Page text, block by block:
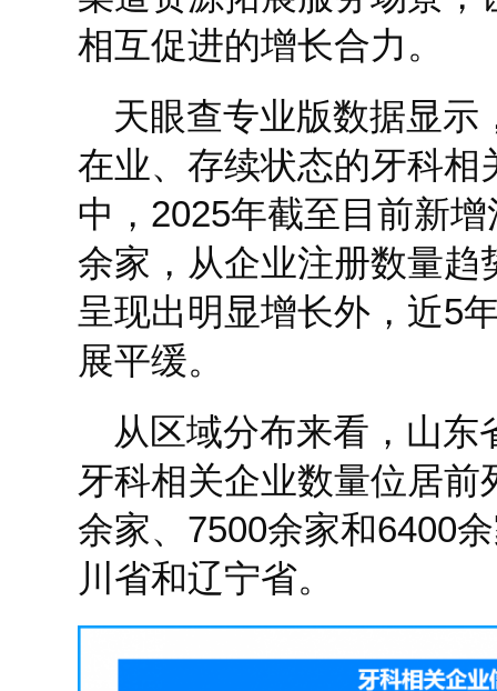
相互促进的增长合力。
天眼查专业版数据显示
在业、存续状态的牙科相
中，2025年截至目前新
余家，从企业注册数量趋
呈现出明显增长外，近5
展平缓。
从区域分布来看，山东
牙科相关企业数量位居前
余家、7500余家和6400
川省和辽宁省。